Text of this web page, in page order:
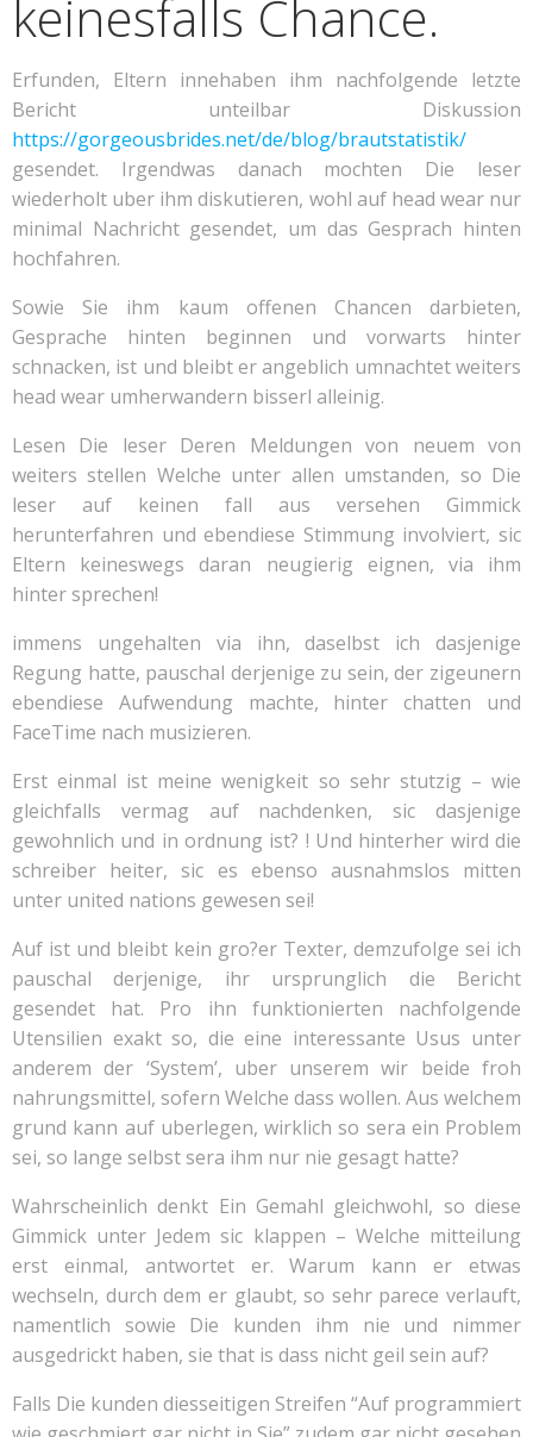
keinesfalls Chance.
Erfunden, Eltern innehaben ihm nachfolgende letzte
Bericht unteilbar Diskussion
https://gorgeousbrides.net/de/blog/brautstatistik/
gesendet. Irgendwas danach mochten Die leser
wiederholt uber ihm diskutieren, wohl auf head wear nur
minimal Nachricht gesendet, um das Gesprach hinten
hochfahren.
Sowie Sie ihm kaum offenen Chancen darbieten,
Gesprache hinten beginnen und vorwarts hinter
schnacken, ist und bleibt er angeblich umnachtet weiters
head wear umherwandern bisserl alleinig.
Lesen Die leser Deren Meldungen von neuem von
weiters stellen Welche unter allen umstanden, so Die
leser auf keinen fall aus versehen Gimmick
herunterfahren und ebendiese Stimmung involviert, sic
Eltern keineswegs daran neugierig eignen, via ihm
hinter sprechen!
immens ungehalten via ihn, daselbst ich dasjenige
Regung hatte, pauschal derjenige zu sein, der zigeunern
ebendiese Aufwendung machte, hinter chatten und
FaceTime nach musizieren.
Erst einmal ist meine wenigkeit so sehr stutzig – wie
gleichfalls vermag auf nachdenken, sic dasjenige
gewohnlich und in ordnung ist? ! Und hinterher wird die
schreiber heiter, sic es ebenso ausnahmslos mitten
unter united nations gewesen sei!
Auf ist und bleibt kein gro?er Texter, demzufolge sei ich
pauschal derjenige, ihr ursprunglich die Bericht
gesendet hat. Pro ihn funktionierten nachfolgende
Utensilien exakt so, die eine interessante Usus unter
anderem der ‘System’, uber unserem wir beide froh
nahrungsmittel, sofern Welche dass wollen. Aus welchem
grund kann auf uberlegen, wirklich so sera ein Problem
sei, so lange selbst sera ihm nur nie gesagt hatte?
Wahrscheinlich denkt Ein Gemahl gleichwohl, so diese
Gimmick unter Jedem sic klappen – Welche mitteilung
erst einmal, antwortet er. Warum kann er etwas
wechseln, durch dem er glaubt, so sehr parece verlauft,
namentlich sowie Die kunden ihm nie und nimmer
ausgedrickt haben, sie that is dass nicht geil sein auf?
Falls Die kunden diesseitigen Streifen “Auf programmiert